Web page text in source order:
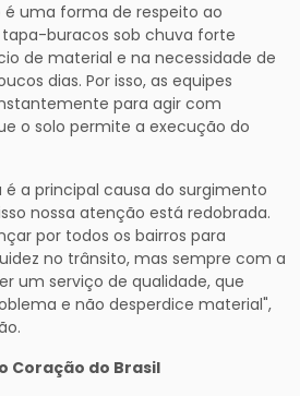
uma forma de respeito ao
tapa-buracos sob chuva forte
de material e na necessidade de
dias. Por isso, as equipes
para agir com
o solo permite a execução do
é a principal causa do surgimento
nossa atenção está redobrada.
por todos os bairros para
no trânsito, mas sempre com a
um serviço de qualidade, que
e não desperdice material",
Coração do Brasil